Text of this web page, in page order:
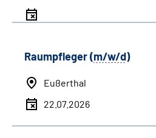
Raumpfleger (m/w/d)
Eußerthal
22.07.2026